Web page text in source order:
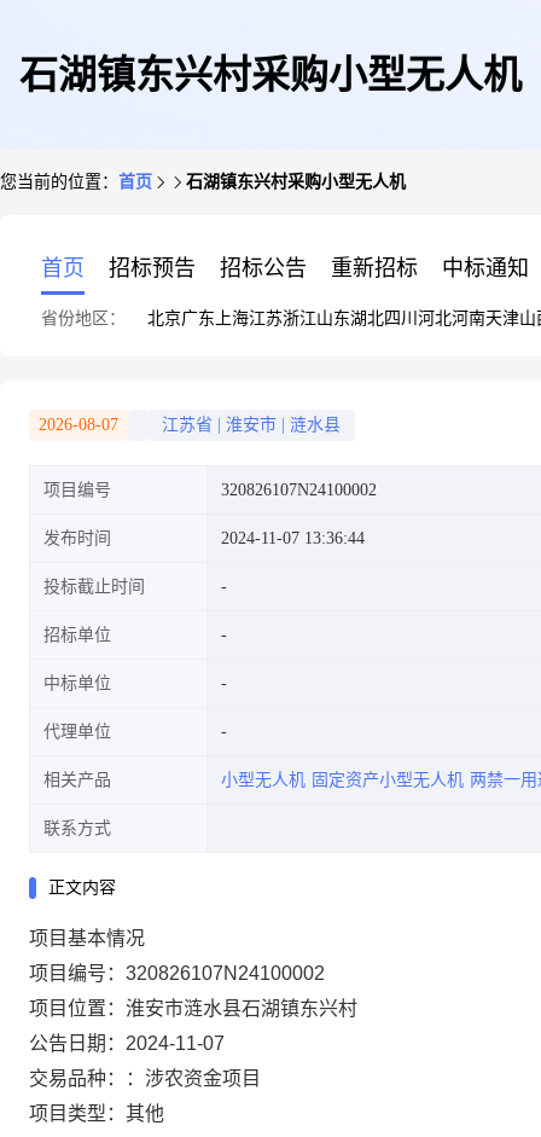
石湖镇东兴村采购小型无人机
您当前的位置： 首页 石湖镇东兴村采购小型无人机
首页 招标预告 招标公告 重新招标 中标通知
省份地区： 北京广东 上海江苏浙江山东湖北四川 河北河南天津山
2026-08-07 江苏省 淮安市 涟水县
项目编号 320826107N24100002
发布时间 2024-11-07 13:36:44
投标截止时间
招标单位
中标单位
代理单位
相关产品 小型无人机 固定资产小型无人机 两禁一
联系方式
正文内容
项目基本情况
项目编号：320826107N24100002
项目位置：淮安市涟水县石湖镇东兴村
公告日期：2024-11-07
交易品种：：涉农资金项目
项目类型：其他